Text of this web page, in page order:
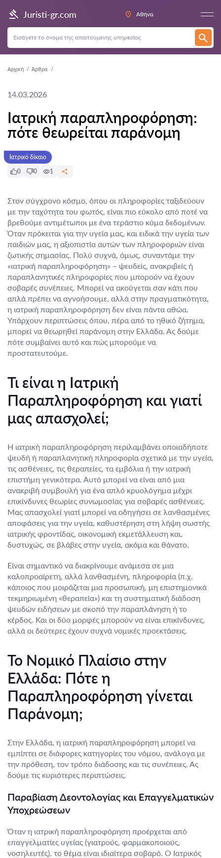
Juristi-gr.com Αθήνα
Αρχική Άρθρα
14.03.2026
Ιατρική παραπληροφόρηση:
πότε θεωρείται παράνομη
Ιατρικό δίκαιο
0
0 1
Στον σύγχρονο κόσμο, όπου οι πληροφορίες ταξιδεύουν
με την ταχύτητα του φωτός, είναι πιο εύκολο από ποτέ να
βρεθούμε αντιμέτωποι με ένα τεράστιο κύμα δεδομένων.
Όταν πρόκειται για την υγεία μας, και ειδικά την υγεία των
παιδιών μας, η αξιοπιστία αυτών των πληροφοριών είναι
ζωτικής σημασίας. Πολύ συχνά, όμως, συναντάμε την
«ιατρική παραπληροφόρηση» – ψευδείς, ανακριβείς ή
παραπλανητικές πληροφορίες που μπορούν να έχουν
σοβαρές συνέπειες. Μπορεί να ακούγεται σαν κάτι που
απλά πρέπει να αγνοήσουμε, αλλά στην πραγματικότητα,
η ιατρική παραπληροφόρηση δεν είναι πάντα αθώα.
Υπάρχουν περιπτώσεις όπου, πέρα από το ηθικό ζήτημα,
μπορεί να θεωρηθεί παράνομη στην Ελλάδα. Ας δούμε
πότε συμβαίνει αυτό και πώς μπορούμε να
προστατευτούμε.
Τι είναι η Ιατρική
Παραπληροφόρηση και γιατί
μας απασχολεί;
Η ιατρική παραπληροφόρηση περιλαμβάνει οποιαδήποτε
ψευδή ή παραπλανητική πληροφορία σχετικά με την υγεία,
τις ασθένειες, τις θεραπείες, τα εμβόλια ή την ιατρική
επιστήμη γενικότερα. Αυτό μπορεί να είναι από μια
ανακριβή συμβουλή για ένα απλό κρυολόγημα μέχρι
επικίνδυνες θεωρίες συνωμοσίας για σοβαρές ασθένειες.
Μας απασχολεί γιατί μπορεί να οδηγήσει σε λανθασμένες
αποφάσεις για την υγεία, καθυστέρηση στη λήψη σωστής
ιατρικής φροντίδας, οικονομική εκμετάλλευση και,
δυστυχώς, σε βλάβες στην υγεία, ακόμα και θάνατο.
Είναι σημαντικό να διακρίνουμε ανάμεσα σε μια
καλοπροαίρετη, αλλά λανθασμένη, πληροφορία (π.χ.
κάποιος που μοιράζεται μια προσωπική, μη επιστημονικά
τεκμηριωμένη «θεραπεία») και τη συστηματική διάδοση
ψευδών ειδήσεων με σκοπό την παραπλάνηση ή το
κέρδος. Και οι δύο μορφές μπορούν να είναι επικίνδυνες,
αλλά οι δεύτερες έχουν συχνά νομικές προεκτάσεις.
Το Νομικό Πλαίσιο στην
Ελλάδα: Πότε η
Παραπληροφόρηση γίνεται
Παράνομη;
Στην Ελλάδα, η ιατρική παραπληροφόρηση μπορεί να
εμπίπτει σε διάφορες κατηγορίες του νόμου, ανάλογα με
την πρόθεση, τον τρόπο διάδοσης και τις συνέπειες. Ας
δούμε τις κυριότερες περιπτώσεις.
Παραβίαση Δεοντολογίας και Επαγγελματικών
Υποχρεώσεων
Όταν η ιατρική παραπληροφόρηση προέρχεται από
επαγγελματίες υγείας (γιατρούς, φαρμακοποιούς,
νοσηλευτές), το θέμα είναι ιδιαίτερα σοβαρό. Ο Ιατρικός